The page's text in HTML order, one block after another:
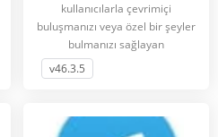
kullanıcılarla çevrimiçi
buluşmanızı veya özel bir şeyler
bulmanızı sağlayan
v46.3.5